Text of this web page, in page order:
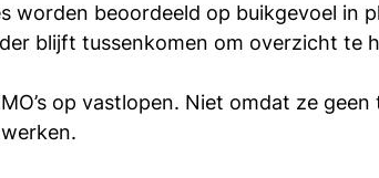
worden beoordeeld op buikgevoel in
blijft tussenkomen om overzicht te
op vastlopen. Niet omdat ze
werken.